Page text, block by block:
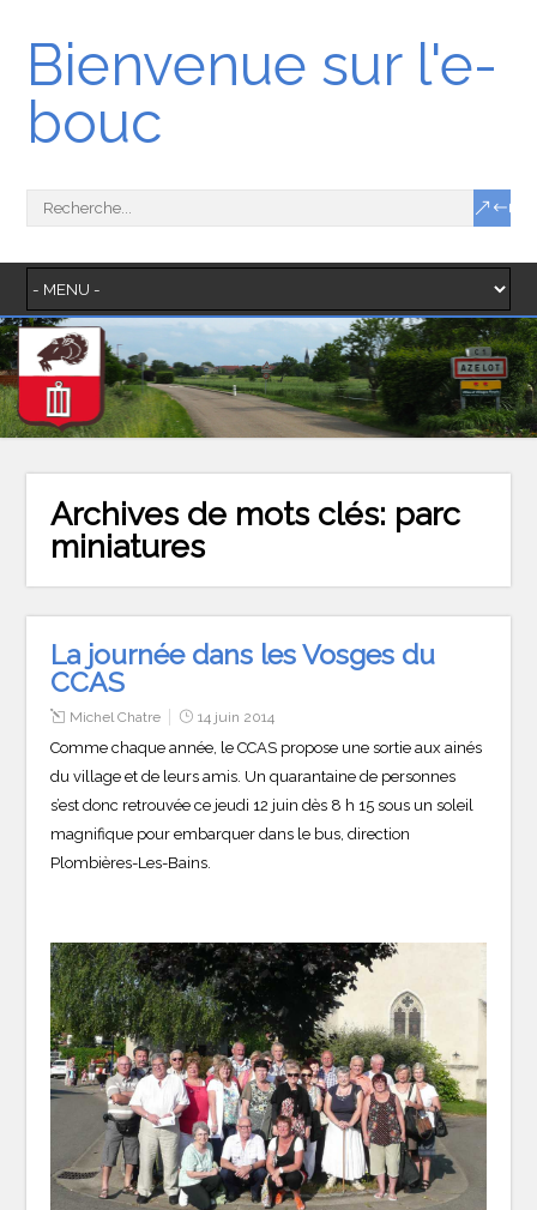
Bienvenue sur l'e-
bouc
Archives de mots clés: parc
miniatures
La journée dans les Vosges du
CCAS
Michel Chatre 14 juin 2014
Comme chaque année, le CCAS propose une sortie aux ainés
du village et de leurs amis. Un quarantaine de personnes
s’est donc retrouvée ce jeudi 12 juin dès 8 h 15 sous un soleil
magnifique pour embarquer dans le bus, direction
Plombières-Les-Bains.